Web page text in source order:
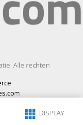
Alle rechten
DISPLAY